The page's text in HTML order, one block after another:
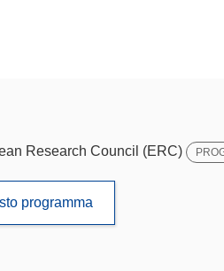
Research Council (ERC)
programma